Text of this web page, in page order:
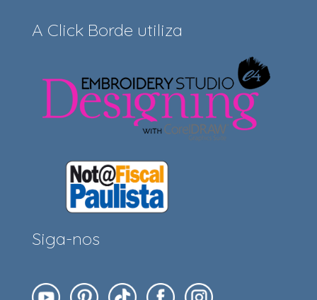
A Click Borde utiliza
Siga-nos